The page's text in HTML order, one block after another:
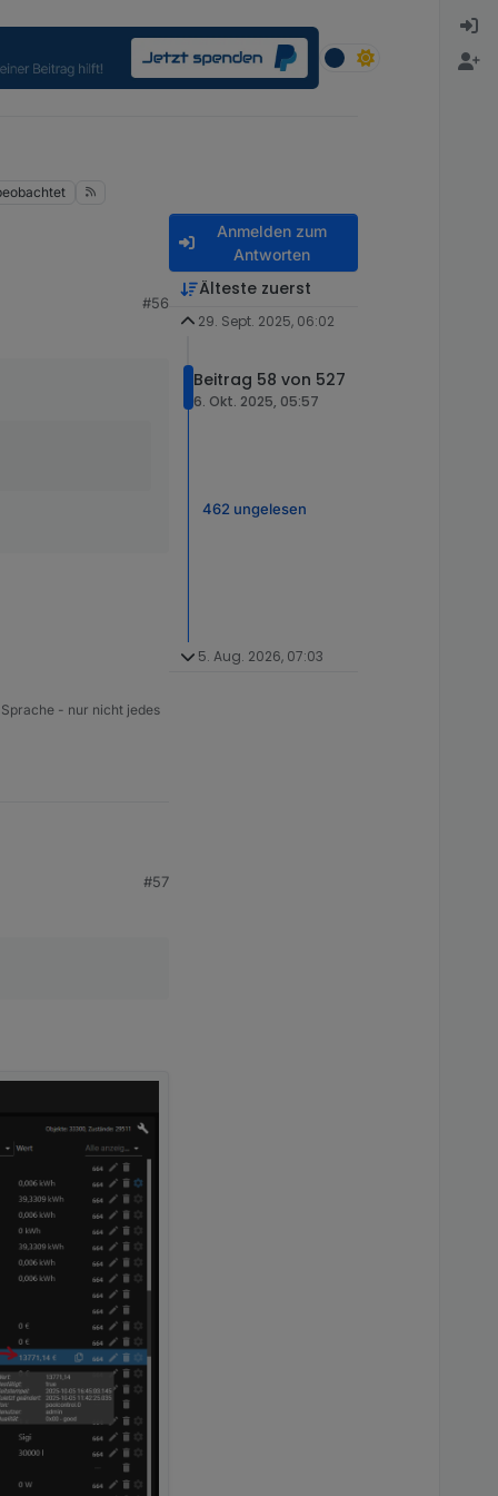
#56
- nur nicht jedes
#57
Anmelden zum
Antworten
Älteste zuerst
29. Sept. 2025, 06:02
Beitrag 58 von 527
6. Okt. 2025, 05:57
462 ungelesen
5. Aug. 2026, 07:03